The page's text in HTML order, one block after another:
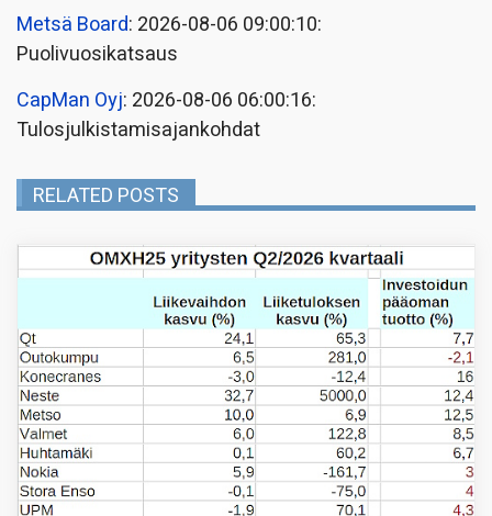
Metsä Board: 2026-08-06 09:00:10:
Puolivuosikatsaus
CapMan Oyj: 2026-08-06 06:00:16:
Tulosjulkistamisajankohdat
RELATED POSTS